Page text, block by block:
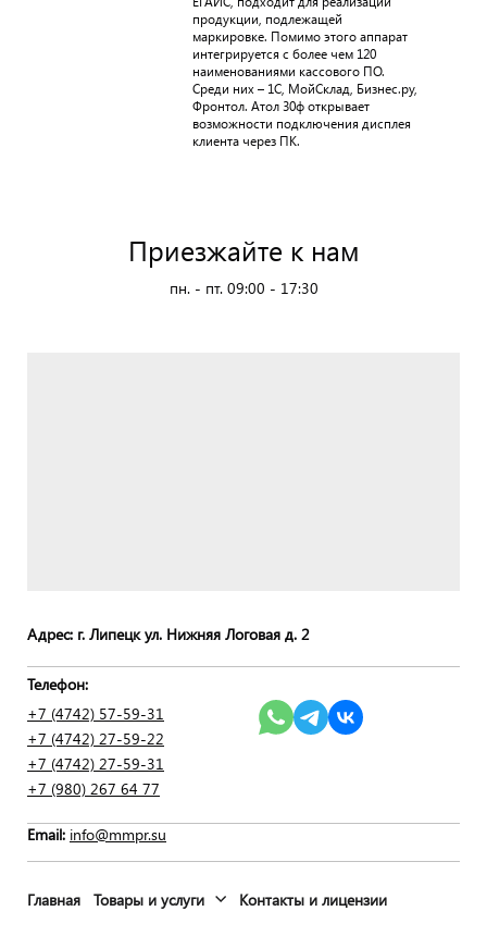
продукции, подлежащей
маркировке. Помимо этого аппарат
интегрируется с более чем 120
наименованиями кассового ПО.
Среди них – 1С, МойСклад, Бизнес.ру,
Фронтол. Атол 30ф открывает
возможности подключения дисплея
клиента через ПК.
Приезжайте к нам
пн. - пт. 09:00 - 17:30
Адрес: г. Липецк ул. Нижняя Логовая д. 2
Телефон:
+7 (4742) 57-59-31
+7 (4742) 27-59-22
+7 (4742) 27-59-31
+7 (980) 267 64 77
Email: info@mmpr.su
Главная Товары и услуги Контакты и лицензии